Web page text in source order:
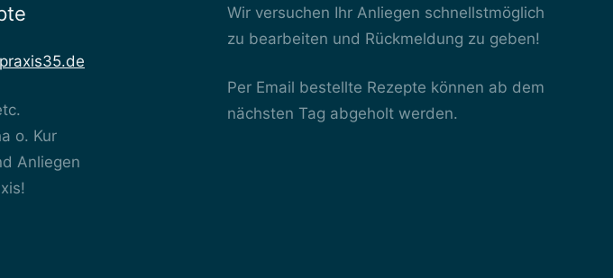
o. Kur
Anliegen
Wir versuchen Ihr Anliegen schnellstmöglich
zu bearbeiten und Rückmeldung zu geben!
Per Email bestellte Rezepte können ab dem
nächsten Tag abgeholt werden.